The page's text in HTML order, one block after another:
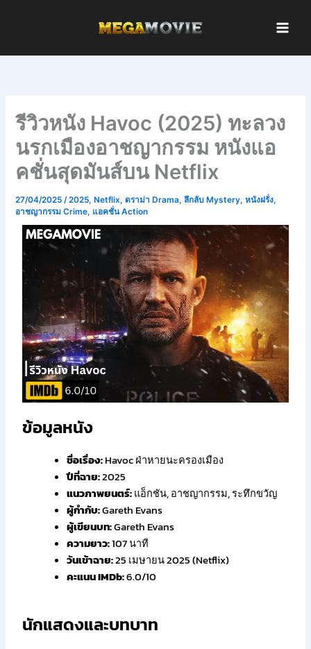
รีวิวหนัง Havoc (2025) ทะลวง
นรกเมืองอาชญากรรม หนังแอ
คชั่นสุดมันส์บน Netflix
27/04/2025/2025, Netflix,ดราม่า Drama,ลึกลับ Mystery,หนังฝรั่ง,
อาชญากรรม Crime, แอคชั่น Action
ข้อมูลหนัง
ชื่อเรื่อง:Havoc ฝ่าหายนะครองเมือง
ปีที่ฉาย:2025
แนวภาพยนตร์:แอ็กชัน, อาชญากรรม, ระทึกขวัญ
ผู้กำกับ:Gareth Evans
ผู้เขียนบท:Gareth Evans
ความยาว:107 นาที
วันเข้าฉาย:25 เมษายน 2025 (Netflix)
คะแนน IMDb:6.0/10
นักแสดงและบทบาท